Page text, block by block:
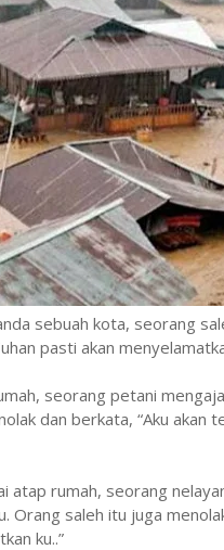
sebuah kota, seorang
pasti akan
seorang petani
dan berkata, “Aku akan
atap rumah, seorang
Orang saleh itu juga
ku..”